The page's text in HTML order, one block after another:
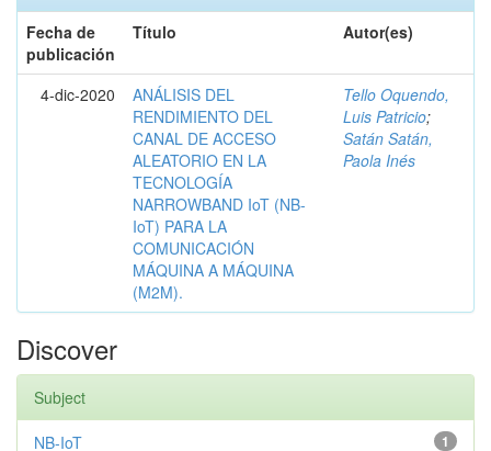
Fecha de
publicación
Título Autor(es)
4-dic-2020
ANÁLISIS DEL
RENDIMIENTO DEL
CANAL DE ACCESO
ALEATORIO EN LA
TECNOLOGÍA
NARROWBAND IoT (NB-
IoT) PARA LA
COMUNICACIÓN
MÁQUINA A MÁQUINA
(M2M).
Tello Oquendo,
Luis Patricio;
Satán Satán,
Paola Inés
Discover
Subject
1
NB-IoT